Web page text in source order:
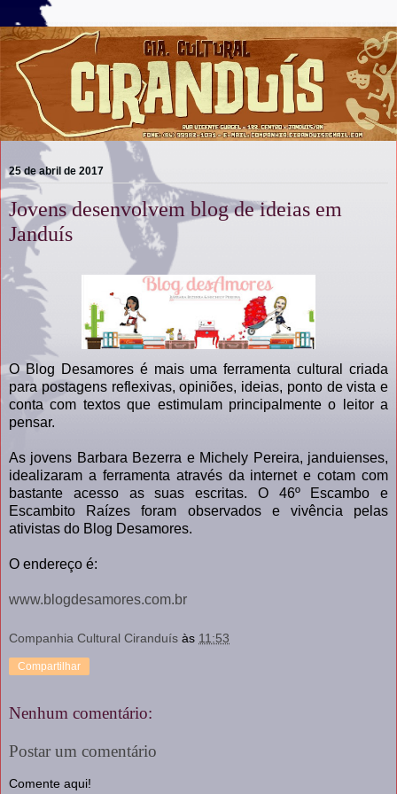
25 de abril de 2017
Jovens desenvolvem blog de ideias em
Janduís
O Blog Desamores é mais uma ferramenta cultural criada
para postagens reflexivas, opiniões, ideias, ponto de vista e
conta com textos que estimulam principalmente o leitor a
pensar.
As jovens Barbara Bezerra e Michely Pereira, janduienses,
idealizaram a ferramenta através da internet e cotam com
bastante acesso as suas escritas. O 46º Escambo e
Escambito Raízes foram observados e vivência pelas
ativistas do Blog Desamores.
O endereço é:
www.blogdesamores.com.br
Companhia Cultural Ciranduís às 11:53
Compartilhar
Nenhum comentário:
Postar um comentário
Comente aqui!